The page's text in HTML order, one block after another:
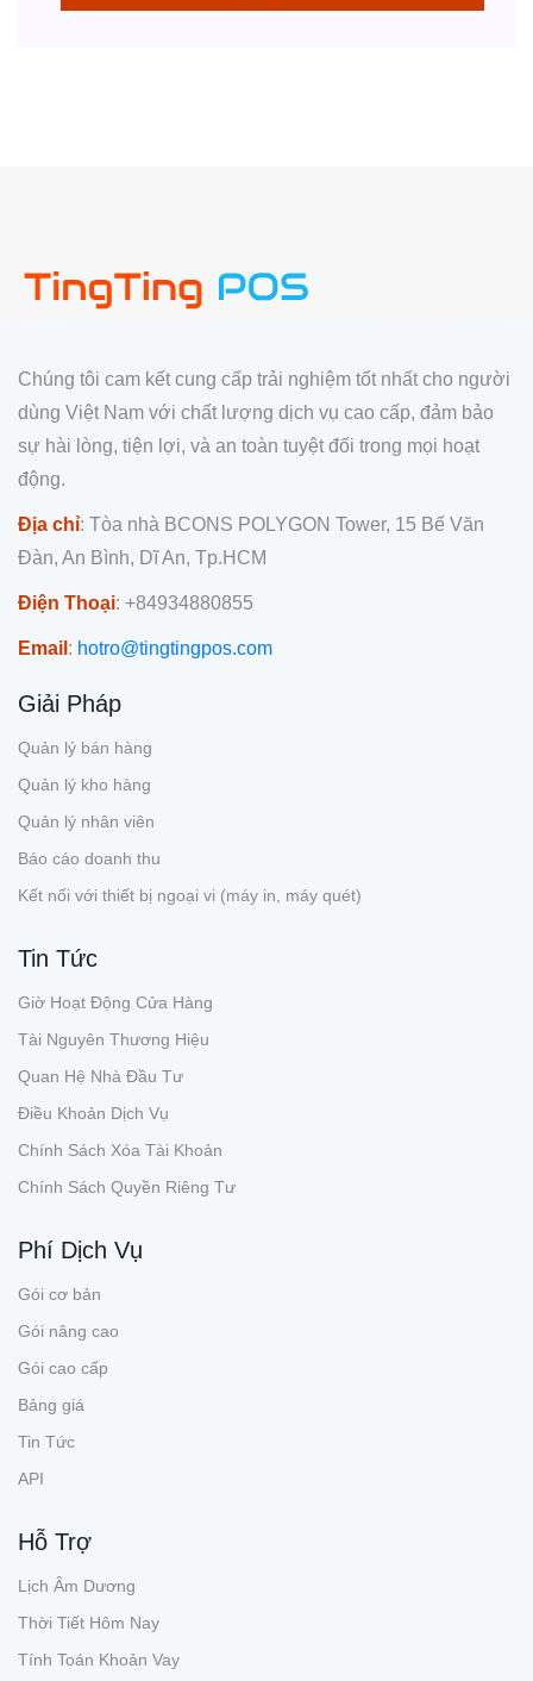
Chúng tôi cam kết cung cấp trải nghiệm tốt nhất cho người
dùng Việt Nam với chất lượng dịch vụ cao cấp, đảm bảo
sự hài lòng, tiện lợi, và an toàn tuyệt đối trong mọi hoạt
động.
Địa chỉ: Tòa nhà BCONS POLYGON Tower, 15 Bế Văn
Đàn, An Bình, Dĩ An, Tp.HCM
Điện Thoại: +84934880855
Email : hotro@tingtingpos.com
Giải Pháp
Quản lý bán hàng
Quản lý kho hàng
Quản lý nhân viên
Báo cáo doanh thu
Kết nối với thiết bị ngoại vi (máy in, máy quét)
Tin Tức
Giờ Hoạt Động Cửa Hàng
Tài Nguyên Thương Hiệu
Quan Hệ Nhà Đầu Tư
Điều Khoản Dịch Vụ
Chính Sách Xóa Tài Khoản
Chính Sách Quyền Riêng Tư
Phí Dịch Vụ
Gói cơ bản
Gói nâng cao
Gói cao cấp
Bảng giá
Tin Tức
API
Hỗ Trợ
Lịch Âm Dương
Thời Tiết Hôm Nay
Tính Toán Khoản Vay